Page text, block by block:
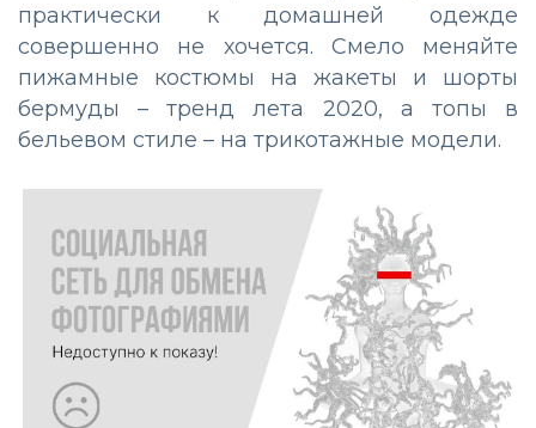
практически к домашней одежде
совершенно не хочется. Смело меняйте
пижамные костюмы на жакеты и шорты
бермуды – тренд лета 2020, а топы в
бельевом стиле – на трикотажные модели.